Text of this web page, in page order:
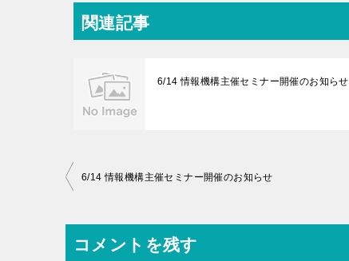
関連記事
6/14 情報機構主催セミナー開催のお知らせ
投
ナ
ビ
6/14 情報機構主催セミナー開催のお知らせ
コメントを残す